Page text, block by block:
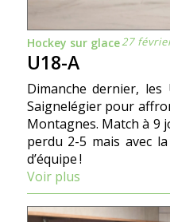
Hockey sur glace27
U18-A
Dimanche dernier,
Saignelégier pour
Montagnes. Match à 9
perdu 2-5 mais avec
d’équipe !
Voir plus